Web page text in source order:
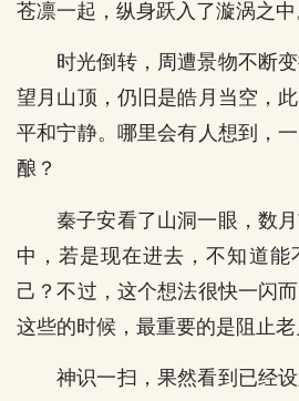
苍凛一起，纵身跃入了漩涡之中
时光倒转，周遭景物不断
望月山顶，仍旧是皓月当空，
平和宁静。哪里会有人想到，
酿？
秦子安看了山洞一眼，数
中，若是现在进去，不知道能
己？不过，这个想法很快一闪
这些的时候，最重要的是阻止老
神识一扫，果然看到已经